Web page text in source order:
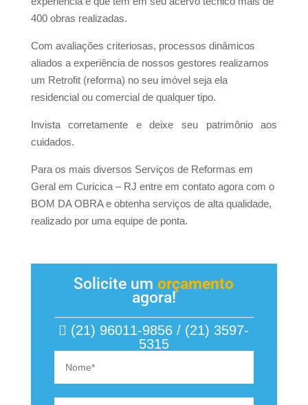
400 obras realizadas.
Com avaliações criteriosas, processos dinâmicos
aliados a experiência de nossos gestores realizamos
um Retrofit (reforma) no seu imóvel seja ela
residencial ou comercial de qualquer tipo.
Invista corretamente e deixe seu patrimônio aos
cuidados.
Para os mais diversos Serviços de Reformas em
Geral em Curicica – RJ entre em contato agora com o
BOM DA OBRA e obtenha serviços de alta qualidade,
realizado por uma equipe de ponta.
Solicite umorçamento
agora!
(21) 96011-9856 / (21) 3597-
5315